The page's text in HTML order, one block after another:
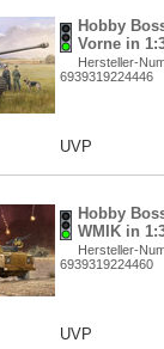
Hobby
Vorne in
Hersteller-
6939319224446
UVP
Hobby
WMIK in
Hersteller-
6939319224460
UVP